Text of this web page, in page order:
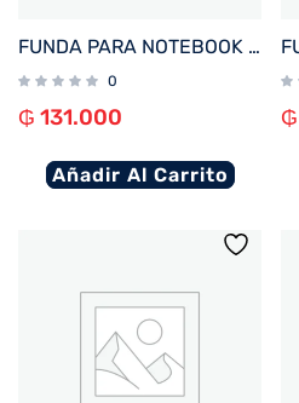
FUNDA PARA NOTEBOOK FTX SEDA-BD 15.6″ BORDO
0
₲ 131.000
Añadir Al Carrito
₲